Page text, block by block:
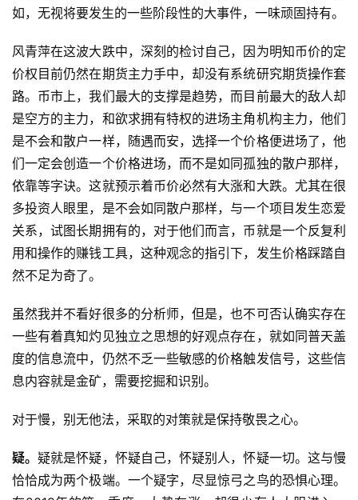
如，无视将要发生的一些阶段性的大事件，一味顽固持有。
风青萍在这波大跌中，深刻的检讨自己，因为明知币价的定
价权目前仍然在期货主力手中，却没有系统研究期货操作套
路。币市上，我们最大的支撑是趋势，而目前最大的敌人却
是空方的主力，和欲求拥有特权的进场主角机构主力，他们
是不会和散户一样，随遇而安，选择一个价格便进场了，他
们一定会创造一个价格进场，而不是如同孤独的散户那样，
依靠等字诀。这就预示着币价必然有大涨和大跌。尤其在很
多投资人眼里，是不会如同散户那样，与一个项目发生恋爱
关系，试图长期拥有的，对于他们而言，币就是一个反复利
用和操作的赚钱工具，这种观念的指引下，发生价格踩踏自
然不足为奇了。
虽然我并不看好很多的分析师，但是，也不可否认确实存在
一些有着真知灼见独立之思想的好观点存在，就如同普天盖
度的信息流中，仍然不乏一些敏感的价格触发信号，这些信
息内容就是金矿，需要挖掘和识别。
对于慢，别无他法，采取的对策就是保持敬畏之心。
疑。疑就是怀疑，怀疑自己，怀疑别人，怀疑一切。这与慢
恰恰成为两个极端。一个疑字，尽显惊弓之鸟的恐惧心理。